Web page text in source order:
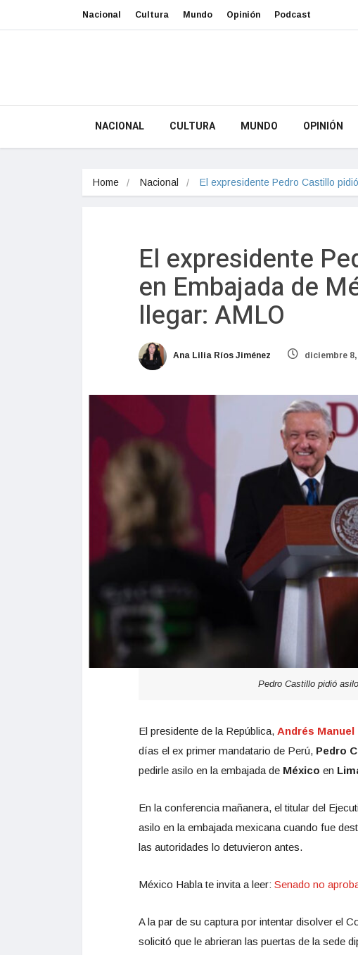
Nacional Cultura Mundo Opinión Podcast
NACIONAL CULTURA MUNDO OPINIÓN
Home Nacional El expresidente Pedro Castillo
El expresidente
en Embajada de
llegar: AMLO
Ana Lilia Ríos Jiménez diciembre 8,
Pedro Castillo pidió
El presidente de la República, Andrés
días el ex primer mandatario de Perú, Pedro
pedirle asilo en la embajada de México en
En la conferencia mañanera, el titular del
asilo en la embajada mexicana cuando fue
las autoridades lo detuvieron antes.
México Habla te invita a leer: Senado no
A la par de su captura por intentar disolver el
solicitó que le abrieran las puertas de la sede